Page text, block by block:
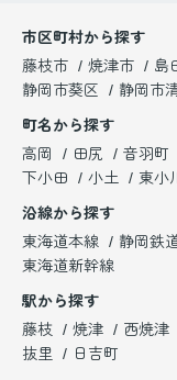
市区町村から探す
藤枝市
焼津市 島
静岡市葵区
静岡市
町名から探す
高岡
田尻 音羽町
下小田
小土
東小
沿線から探す
東海道本線
静岡鉄
東海道新幹線
駅から探す
藤枝
焼津 西焼津
抜里
日吉町